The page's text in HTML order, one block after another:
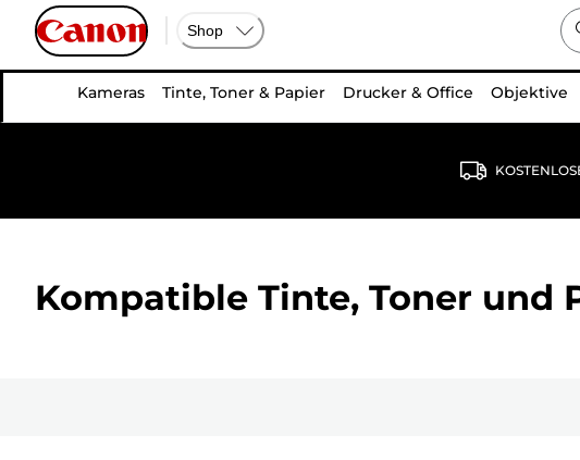
Shop
Kameras Tinte, Toner & Papier Drucker & Office Objektive
Kompatible Tinte, Toner und